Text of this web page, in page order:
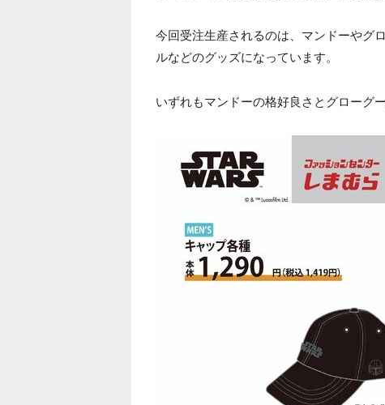
今回受注生産されるのは、マンドーやグ
ルなどのグッズになっています。
いずれもマンドーの格好良さとグローグ